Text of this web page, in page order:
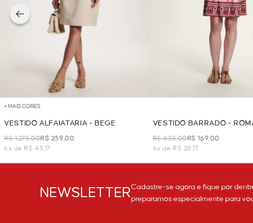
+ MAIS CORES
VESTIDO ALFAIATARIA - BEGE
R$ 1.275,00R$ 259,00
6x de R$ 43,17
VESTIDO BARRADO -
R$ 838,00R$ 169,00
6x de R$ 28,17
NEWSLETTERCadastre-se agora e fique por
preparamos especialmente para